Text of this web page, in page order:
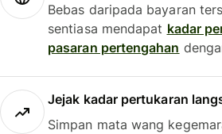
Bebas daripada bayaran
sentiasa mendapat kadar
pasaran pertengahan
Jejak kadar pertukaran
Simpan mata wang